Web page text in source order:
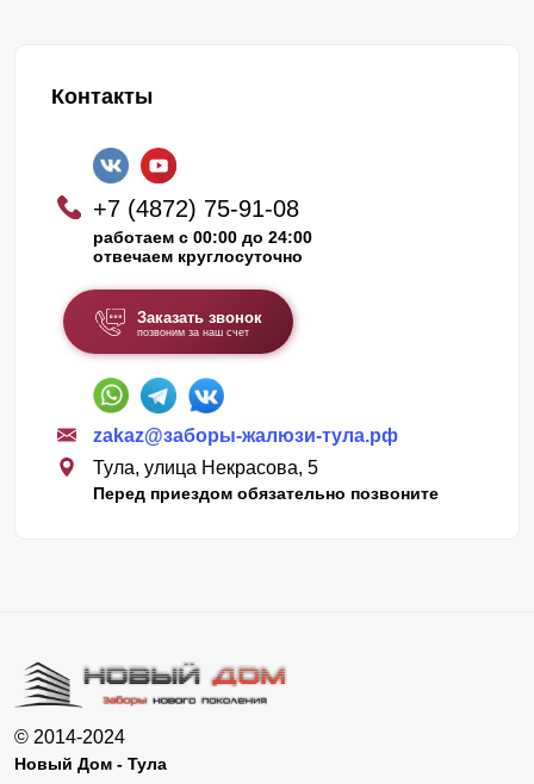
Контакты
+7 (4872) 75-91-08
работаем с 00:00 до 24:00
отвечаем круглосуточно
Заказать звонок
позвоним за наш счет
zakaz@заборы-жалюзи-тула.рф
Тула, улица Некрасова, 5
Перед приездом обязательно позвоните
© 2014-2024
Новый Дом - Тула